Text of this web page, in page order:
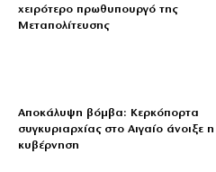
χειρότερο πρωθυπουργό της
Μεταπολίτευσης
Αποκάλυψη βόμβα: Κερκόπορτα
συγκυριαρχίας στο Αιγαίο άνοιξε η
κυβέρνηση